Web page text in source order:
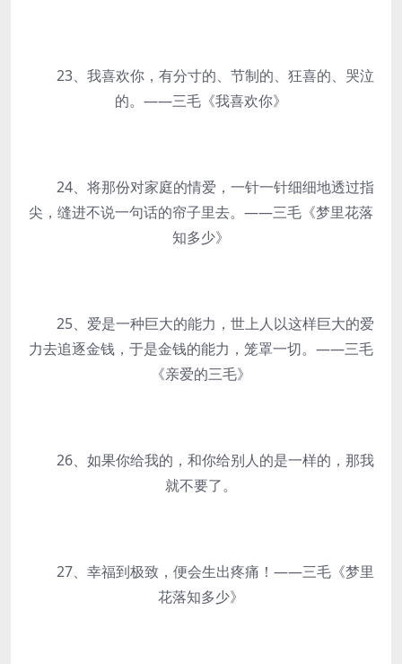
23、我喜欢你，有分寸的、节制的、狂喜的、哭泣
的。——三毛《我喜欢你》
24、将那份对家庭的情爱，一针一针细细地透过指
尖，缝进不说一句话的帘子里去。——三毛《梦里花落
知多少》
25、爱是一种巨大的能力，世上人以这样巨大的爱
力去追逐金钱，于是金钱的能力，笼罩一切。——三毛
《亲爱的三毛》
26、如果你给我的，和你给别人的是一样的，那我
就不要了。
27、幸福到极致，便会生出疼痛！——三毛《梦里
花落知多少》